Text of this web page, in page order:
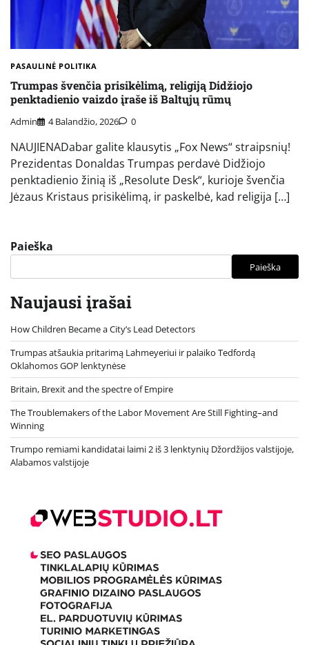
PASAULINĖ POLITIKA
Trumpas švenčia prisikėlimą, religiją Didžiojo
penktadienio vaizdo įraše iš Baltųjų rūmų
Admin 4 Balandžio, 2026 0
NAUJIENADabar galite klausytis „Fox News“ straipsnių!
Prezidentas Donaldas Trumpas perdavė Didžiojo
penktadienio žinią iš „Resolute Desk“, kurioje švenčia
Jėzaus Kristaus prisikėlimą, ir paskelbė, kad religija […]
Paieška
Paieška
Naujausi įrašai
How Children Became a City’s Lead Detectors
Trumpas atšaukia pritarimą Lahmeyeriui ir palaiko Tedfordą
Oklahomos GOP lenktynėse
Britain, Brexit and the spectre of Empire
The Troublemakers of the Labor Movement Are Still Fighting–and
Winning
Trumpo remiami kandidatai laimi 2 iš 3 lenktynių Džordžijos valstijoje,
Alabamos valstijoje